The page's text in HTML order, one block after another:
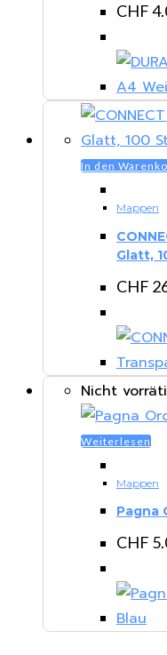
CHF
In den
Mappen
Glatt,
CHF
Nicht
Weiterlesen
Mappen
Pagna
CHF